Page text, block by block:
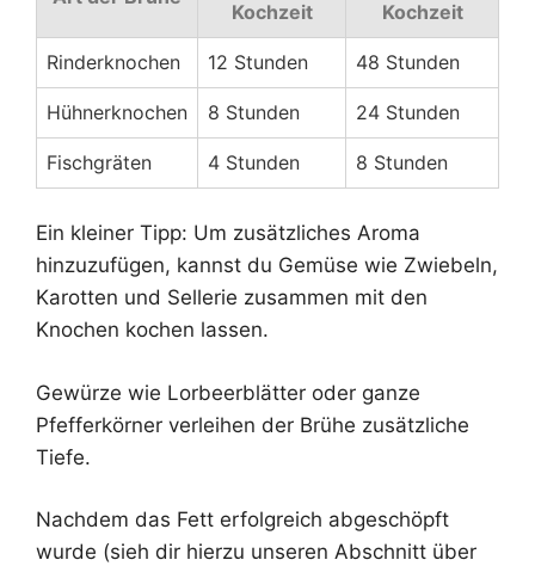
Kochzeit
Kochzeit
Rinderknochen 12 Stunden 48 Stunden
Hühnerknochen 8 Stunden 24 Stunden
Fischgräten 4 Stunden 8 Stunden
Ein kleiner Tipp: Um zusätzliches Aroma
hinzuzufügen, kannst du Gemüse wie Zwiebeln,
Karotten und Sellerie zusammen mit den
Knochen kochen lassen.
Gewürze wie Lorbeerblätter oder ganze
Pfefferkörner verleihen der Brühe zusätzliche
Tiefe.
Nachdem das Fett erfolgreich abgeschöpft
wurde (sieh dir hierzu unseren Abschnitt über